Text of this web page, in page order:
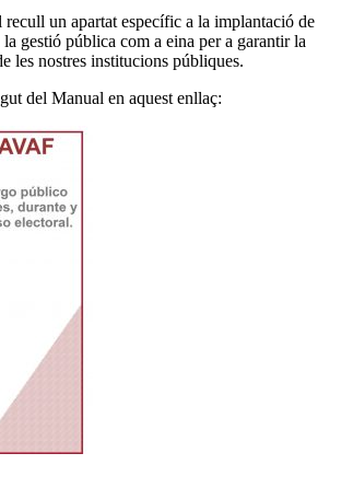
un apartat específic a la implantació de
la gestió pública com a eina per a garantir la
les nostres institucions públiques.
del Manual en aquest enllaç: